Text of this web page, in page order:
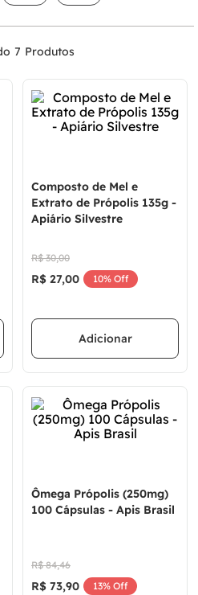
7
Composto de Mel e
Extrato de Própolis 135g -
Apiário Silvestre
R$ 30,00
R$ 27,00 10% Off
Adicionar
Ômega Própolis (250mg)
100 Cápsulas - Apis Brasil
R$ 84,46
R$ 73,90 13% Off